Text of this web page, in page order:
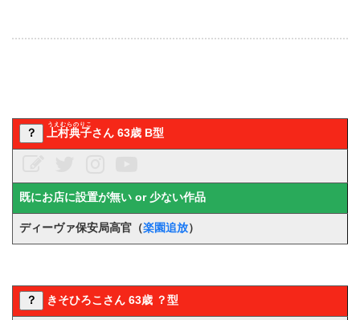
？ 上村典子
うえむらのりこ
さん 63歳 B型
既にお店に設置が無い or 少ない作品
ディーヴァ保安局高官（楽園追放）
？ きそひろこさん 63歳 ？型